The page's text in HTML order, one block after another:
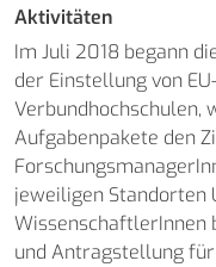
Aktivitäten
Im Juli 2018 begann
der Einstellung von
Verbundhochschulen,
Aufgabenpakete den
jeweiligen Standorten
WissenschaftlerInnen
und Antragstellung